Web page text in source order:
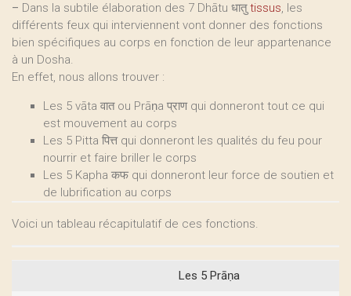
– Dans la subtile élaboration des 7 Dhātu धातुtissus, les
différents feux qui interviennent vont donner des fonctions
bien spécifiques au corps en fonction de leur appartenance
à un Dosha.
En effet, nous allons trouver :
Les 5 vāta वात ou Prāṇa प्राण qui donneront tout ce qui
est mouvement au corps
Les 5 Pitta पित्त qui donneront les qualités du feu pour
nourrir et faire briller le corps
Les 5 Kapha कफ qui donneront leur force de soutien et
de lubrification au corps
Voici un tableau récapitulatif de ces fonctions.
Les 5 Prāṇa